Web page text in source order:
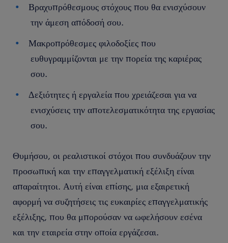
Βραχυπρόθεσμους στόχους που θα ενισχύσουν
την άμεση απόδοσή σου.
Μακροπρόθεσμες φιλοδοξίες που
ευθυγραμμίζονται με την πορεία της καριέρας
σου.
Δεξιότητες ή εργαλεία που χρειάζεσαι για να
ενισχύσεις την αποτελεσματικότητα της εργασίας
σου.
Θυμήσου, οι ρεαλιστικοί στόχοι που συνδυάζουν την
προσωπική και την επαγγελματική εξέλιξη είναι
απαραίτητοι. Αυτή είναι επίσης, μια εξαιρετική
αφορμή να συζητήσεις τις ευκαιρίες επαγγελματικής
εξέλιξης, που θα μπορούσαν να ωφελήσουν εσένα
και την εταιρεία στην οποία εργάζεσαι.